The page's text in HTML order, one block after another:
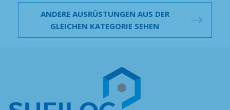
ANDERE AUSRÜSTUNGEN AUS DER
GLEICHEN KATEGORIE SEHEN